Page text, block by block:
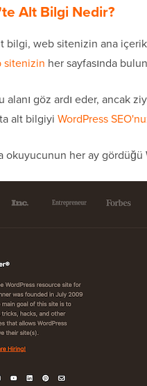
Alt Bilgi Nedir?
bilgi, web sitenizin ana
sitenizin her sayfasında
alanı göz ardı eder, ancak
alt bilgiyi WordPress
okuyucunun her ay